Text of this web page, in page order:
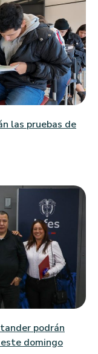
las pruebas de
podrán
domingo